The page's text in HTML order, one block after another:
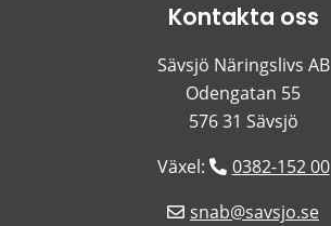
Kontakta oss
Sävsjö Näringslivs AB
Odengatan 55
576 31 Sävsjö
Växel:
0382-152 00
snab@savsjo.se